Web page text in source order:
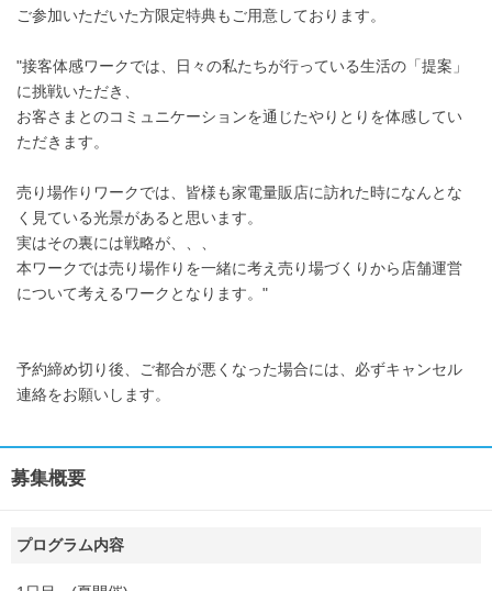
ご参加いただいた方限定特典もご用意しております。
"接客体感ワークでは、日々の私たちが行っている生活の「提案」
に挑戦いただき、
お客さまとのコミュニケーションを通じたやりとりを体感してい
ただきます。
売り場作りワークでは、皆様も家電量販店に訪れた時になんとな
く見ている光景があると思います。
実はその裏には戦略が、、、
本ワークでは売り場作りを一緒に考え売り場づくりから店舗運営
について考えるワークとなります。"
予約締め切り後、ご都合が悪くなった場合には、必ずキャンセル
連絡をお願いします。
募集概要
プログラム内容